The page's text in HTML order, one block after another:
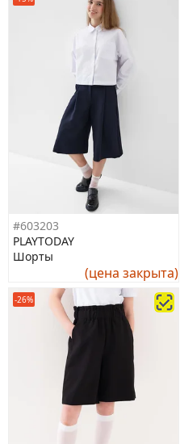
#603203
PLAYTODAY
Шорты
(цена закрыта)
-26%